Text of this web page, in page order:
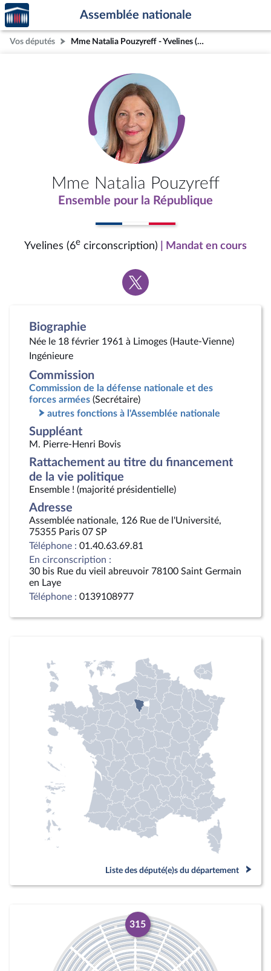
Aller au contenu
Aller en bas de la page
Accèder
à la
page
d'accueil
Assemblée nationale
Vos députés Mme Natalia Pouzyreff - Yvelines (6e circonscription)
Mme Natalia Pouzyreff
Ensemble pour la République
Yvelines (6e circonscription) | Mandat en cours
Voir
la
Biographie
Née le 18 février 1961 à Limoges (Haute-Vienne)
Ingénieure
Commission
Commission de la défense nationale et des
forces armées (Secrétaire)
autres fonctions à l'Assemblée nationale
Suppléant
M. Pierre-Henri Bovis
Rattachement au titre du financement
de la vie politique
Ensemble ! (majorité présidentielle)
Adresse
Assemblée nationale, 126 Rue de l'Université,
75355 Paris 07 SP
Téléphone : 01.40.63.69.81
En circonscription :
30 bis Rue du vieil abreuvoir 78100 Saint Germain
en Laye
Téléphone : 0139108977
Liste des député(e)s du département
315